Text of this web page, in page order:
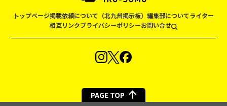
トップページ掲載依頼について（北九州掲示板） 編集部についてライター
相互リンクプライバシーポリシーお問い合せ
PAGE TOP